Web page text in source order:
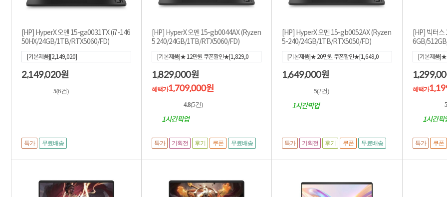
[HP] HyperX 오멘 15-ga0031TX (i7-146
50HX/24GB/1TB/RTX5060/FD)
[기본제품][2,149,020]
2,149,020원
5(6건)
무료배송
특가
[HP] HyperX 오멘 15-gb0044AX (Ryzen
5 240/24GB/1TB/RTX5060/FD)
[기본제품]★ 12만원 쿠폰할인★[1,829,0
1,709,000
1,829,000원
혜택가1,709,000원
4.8(5건)
1시간픽업
쿠폰 무료배송
특가 기획전 후기
[HP] HyperX 오멘 15-gb0052AX (Ryzen
5-240/24GB/1TB/RTX5050/FD)
[기본제품]★ 20만원 쿠폰할인★[1,649,0
1,649,000원
5(2건)
1시간픽업
쿠폰 무료배송
특가 기획전 후기
[HP] 빅터
6GB/
[기본제품
혜택가
5
1시간픽
쿠폰
특가